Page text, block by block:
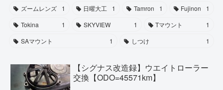
ズームレンズ
1 日曜大工 1 Tamron 1 Fujinon
1
Tokina
1 SKYVIEW 1 Tマウント
1
SAマウント
1 しつけ 1
【シグナス改造録】ウエイトローラー
交換【ODO=45571km】